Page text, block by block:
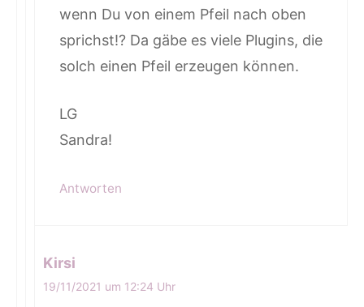
wenn Du von einem Pfeil nach oben
sprichst!? Da gäbe es viele Plugins, die
solch einen Pfeil erzeugen können.
LG
Sandra!
Antworten
Kirsi
19/11/2021 um 12:24 Uhr